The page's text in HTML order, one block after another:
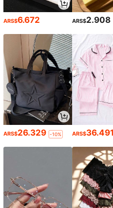
ARS$6.672 ARS$2.908
ARS$26.329 -10% ARS$36.491